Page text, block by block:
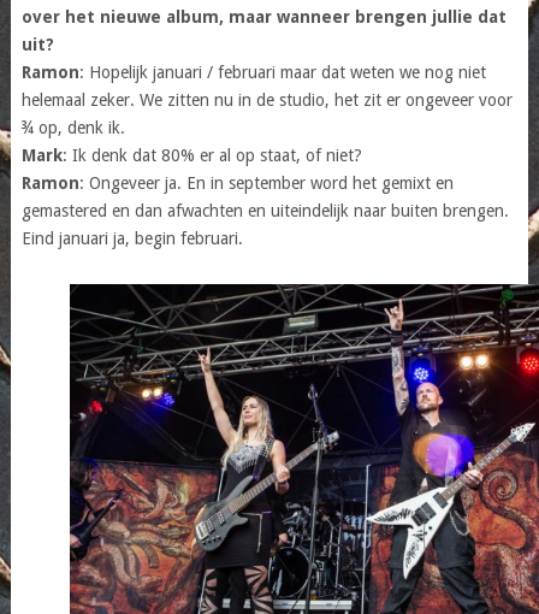
over het nieuwe album, maar wanneer brengen jullie dat
uit?
Ramon: Hopelijk januari / februari maar dat weten we nog niet
helemaal zeker. We zitten nu in de studio, het zit er ongeveer voor
¾ op, denk ik.
Mark: Ik denk dat 80% er al op staat, of niet?
Ramon: Ongeveer ja. En in september word het gemixt en
gemastered en dan afwachten en uiteindelijk naar buiten brengen.
Eind januari ja, begin februari.